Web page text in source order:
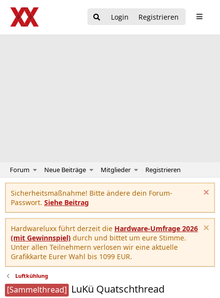
Login Registrieren
Forum Neue Beiträge Mitglieder Registrieren
Sicherheitsmaßnahme! Bitte ändere dein Forum-
Passwort. Siehe Beitrag
Hardwareluxx führt derzeit die Hardware-Umfrage 2026
(mit Gewinnspiel) durch und bittet um eure Stimme.
Unter allen Teilnehmern verlosen wir eine aktuelle
Grafikkarte Eurer Wahl bis 1099 EUR.
Luftkühlung
[Sammelthread] LuKü Quatschthread